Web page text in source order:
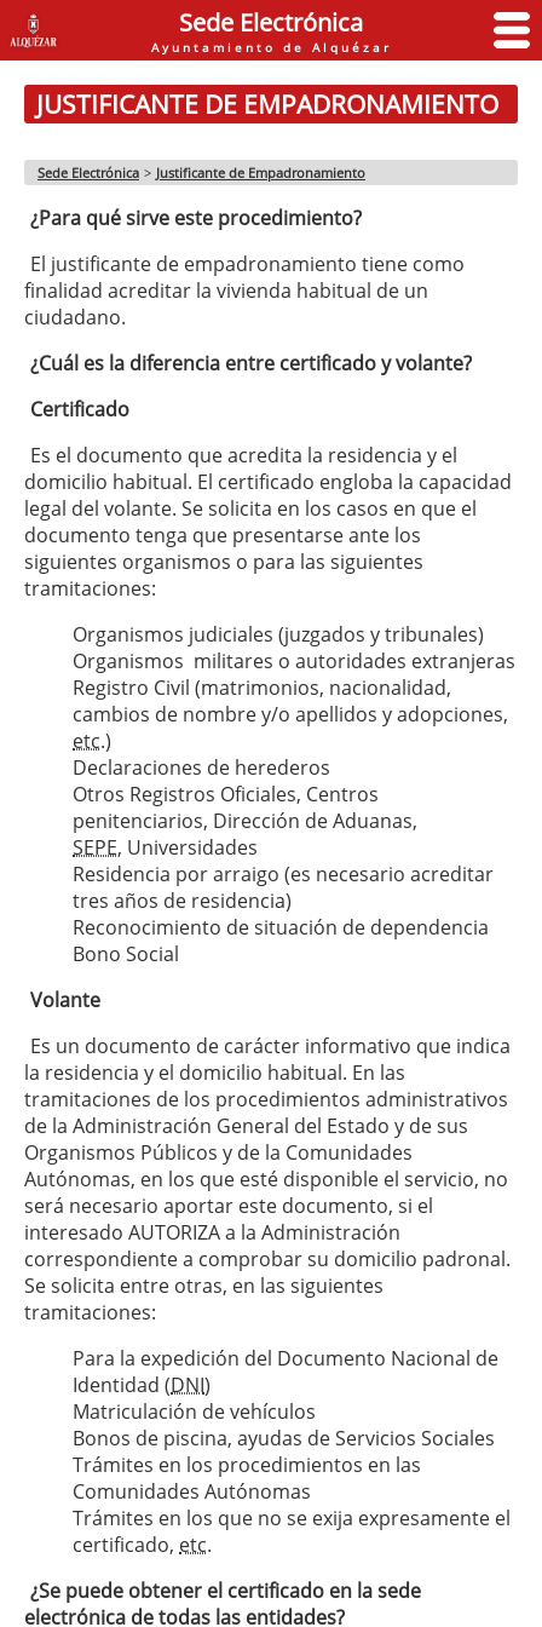
Sede Electrónica
Ayuntamiento de Alquézar
JUSTIFICANTE DE EMPADRONAMIENTO
Sede Electrónica > Justificante de Empadronamiento
¿Para qué sirve este procedimiento?
El justificante de empadronamiento tiene como
finalidad acreditar la vivienda habitual de un
ciudadano.
¿Cuál es la diferencia entre certificado y volante?
Certificado
Es el documento que acredita la residencia y el
domicilio habitual. El certificado engloba la capacidad
legal del volante. Se solicita en los casos en que el
documento tenga que presentarse ante los
siguientes organismos o para las siguientes
tramitaciones:
Organismos judiciales (juzgados y tribunales)
Organismos militares o autoridades extranjeras
Registro Civil (matrimonios, nacionalidad,
cambios de nombre y/o apellidos y adopciones,
etc.)
Declaraciones de herederos
Otros Registros Oficiales, Centros
penitenciarios, Dirección de Aduanas,
SEPE, Universidades
Residencia por arraigo (es necesario acreditar
tres años de residencia)
Reconocimiento de situación de dependencia
Bono Social
Volante
Es un documento de carácter informativo que indica
la residencia y el domicilio habitual. En las
tramitaciones de los procedimientos administrativos
de la Administración General del Estado y de sus
Organismos Públicos y de la Comunidades
Autónomas, en los que esté disponible el servicio, no
será necesario aportar este documento, si el
interesado AUTORIZA a la Administración
correspondiente a comprobar su domicilio padronal.
Se solicita entre otras, en las siguientes
tramitaciones:
Para la expedición del Documento Nacional de
Identidad (DNI)
Matriculación de vehículos
Bonos de piscina, ayudas de Servicios Sociales
Trámites en los procedimientos en las
Comunidades Autónomas
Trámites en los que no se exija expresamente el
certificado, etc.
¿Se puede obtener el certificado en la sede
electrónica de todas las entidades?